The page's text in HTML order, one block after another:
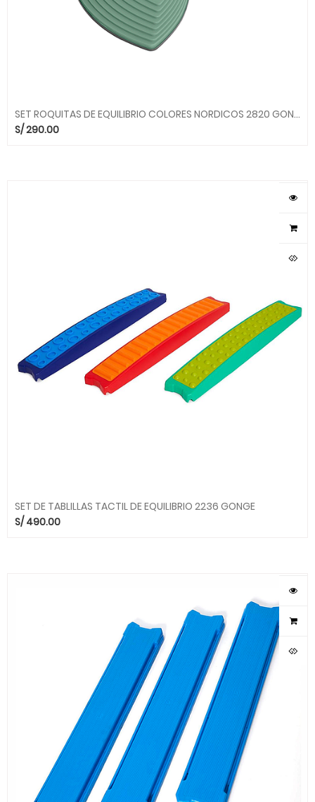
SET ROQUITAS DE EQUILIBRIO COLORES NORDICOS 2820 GONGE
S/290.00
SET DE TABLILLAS TACTIL DE EQUILIBRIO 2236 GONGE
S/ 490.00